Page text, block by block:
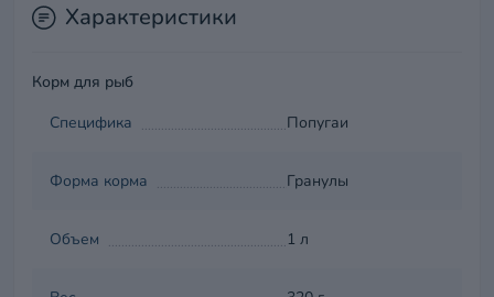
Характеристики
Корм для рыб
Специфика
Попугаи
Форма корма Гранулы
Объем 1 л